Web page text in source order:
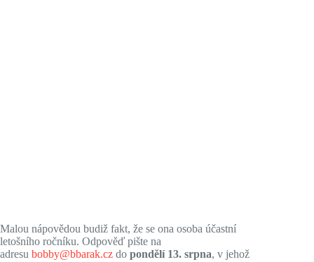
Malou nápovědou budiž fakt, že se ona osoba účastní
letošního ročníku. Odpověď pište na
adresu bobby@bbarak.cz do pondělí 13. srpna, v jehož